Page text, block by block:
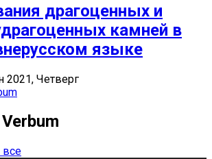
драгоценных и
камней в
языке
2021, Четверг
все